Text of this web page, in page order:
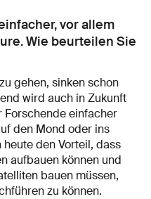
vor allem
Wie beurteilen Sie
gehen, sinken schon
wird auch in Zukunft
Forschende einfacher
den Mond oder ins
den Vorteil, dass
aufbauen können und
bauen müssen,
zu können.